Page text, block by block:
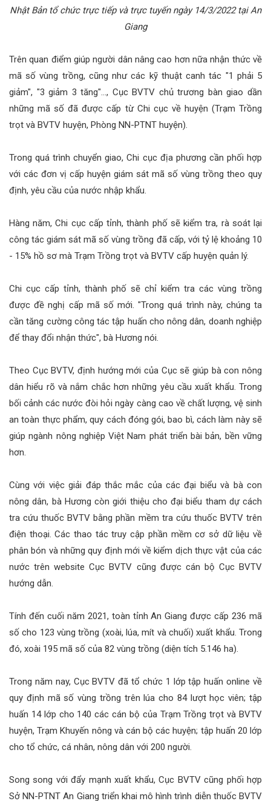
Nhật Bản tổ chức trực tiếp và trực tuyến ngày 14/3/2022 tại An
Giang
Trên quan điểm giúp người dân nâng cao hơn nữa nhận thức về
mã số vùng trồng, cũng như các kỹ thuật canh tác "1 phải 5
giảm", "3 giảm 3 tăng"..., Cục BVTV chủ trương bàn giao dần
những mã số đã được cấp từ Chi cục về huyện (Trạm Trồng
trọt và BVTV huyện, Phòng NN-PTNT huyện).
Trong quá trình chuyển giao, Chi cục địa phương cần phối hợp
với các đơn vị cấp huyện giám sát mã số vùng trồng theo quy
định, yêu cầu của nước nhập khẩu.
Hàng năm, Chi cục cấp tỉnh, thành phố sẽ kiểm tra, rà soát lại
công tác giám sát mã số vùng trồng đã cấp, với tỷ lệ khoảng 10
- 15% hồ sơ mà Trạm Trồng trọt và BVTV cấp huyện quản lý.
Chi cục cấp tỉnh, thành phố sẽ chỉ kiểm tra các vùng trồng
được đề nghị cấp mã số mới. "Trong quá trình này, chúng ta
cần tăng cường công tác tập huấn cho nông dân, doanh nghiệp
để thay đổi nhận thức", bà Hương nói.
Theo Cục BVTV, định hướng mới của Cục sẽ giúp bà con nông
dân hiểu rõ và nắm chắc hơn những yêu cầu xuất khẩu. Trong
bối cảnh các nước đòi hỏi ngày càng cao về chất lượng, vệ sinh
an toàn thực phẩm, quy cách đóng gói, bao bì, cách làm này sẽ
giúp ngành nông nghiệp Việt Nam phát triển bài bản, bền vững
hơn.
Cùng với việc giải đáp thắc mắc của các đại biểu và bà con
nông dân, bà Hương còn giới thiệu cho đại biểu tham dự cách
tra cứu thuốc BVTV bằng phần mềm tra cứu thuốc BVTV trên
điện thoại. Các thao tác truy cập phần mềm cơ sở dữ liệu về
phân bón và những quy định mới về kiểm dịch thực vật của các
nước trên website Cục BVTV cũng được cán bộ Cục BVTV
hướng dẫn.
Tính đến cuối năm 2021, toàn tỉnh An Giang được cấp 236 mã
số cho 123 vùng trồng (xoài, lúa, mít và chuối) xuất khẩu. Trong
đó, xoài 195 mã số của 82 vùng trồng (diện tích 5.146 ha).
Trong năm nay, Cục BVTV đã tổ chức 1 lớp tập huấn online về
quy định mã số vùng trồng trên lúa cho 84 lượt học viên; tập
huấn 14 lớp cho 140 các cán bộ của Trạm Trồng trọt và BVTV
huyện, Trạm Khuyến nông và cán bộ các huyện; tập huấn 20 lớp
cho tổ chức, cá nhân, nông dân với 200 người.
Song song với đẩy mạnh xuất khẩu, Cục BVTV cũng phối hợp
Sở NN-PTNT An Giang triển khai mô hình trình diễn thuốc BVTV